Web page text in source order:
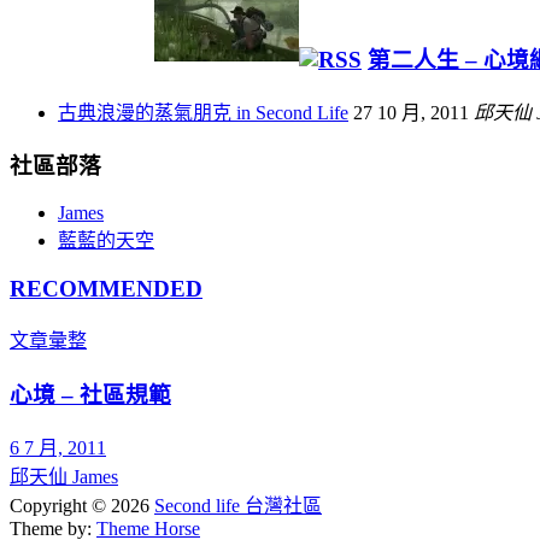
第二人生 – 心境
古典浪漫的蒸氣朋克 in Second Life 27 10 月, 2011 邱天仙
社區部落
James
藍藍的天空
RECOMMENDED
文章彙整
心境 – 社區規範
6 7 月, 2011
邱天仙 James
Copyright © 2026 Second life 台灣社區
Theme by: Theme Horse